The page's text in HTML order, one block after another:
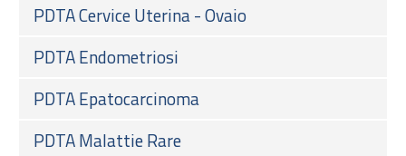
PDTA Cervice Uterina - Ovaio
PDTA Endometriosi
PDTA Epatocarcinoma
PDTA Malattie Rare